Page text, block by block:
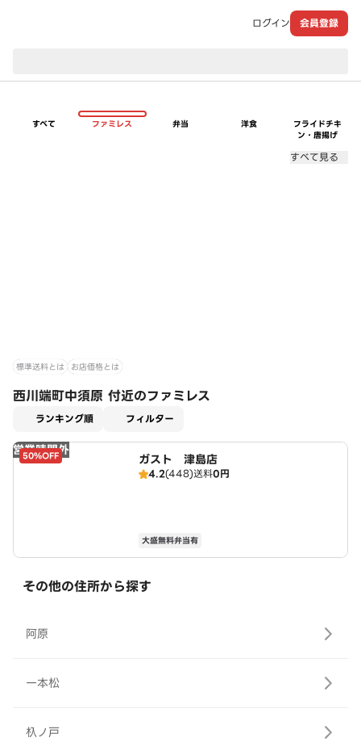
ログイン 会員登録
すべて ファミレス 弁当 洋食
フライドチキ
ン・唐揚げ
すべて見る
標準送料とは お店価格とは
西川端町中須原 付近のファミレス
ランキング順 フィルター
営業時間外
50%OFF ガスト 津島店
4.2(448)送料0円
大盛無料弁当有
その他の住所から探す
阿原
一本松
杁ノ戸